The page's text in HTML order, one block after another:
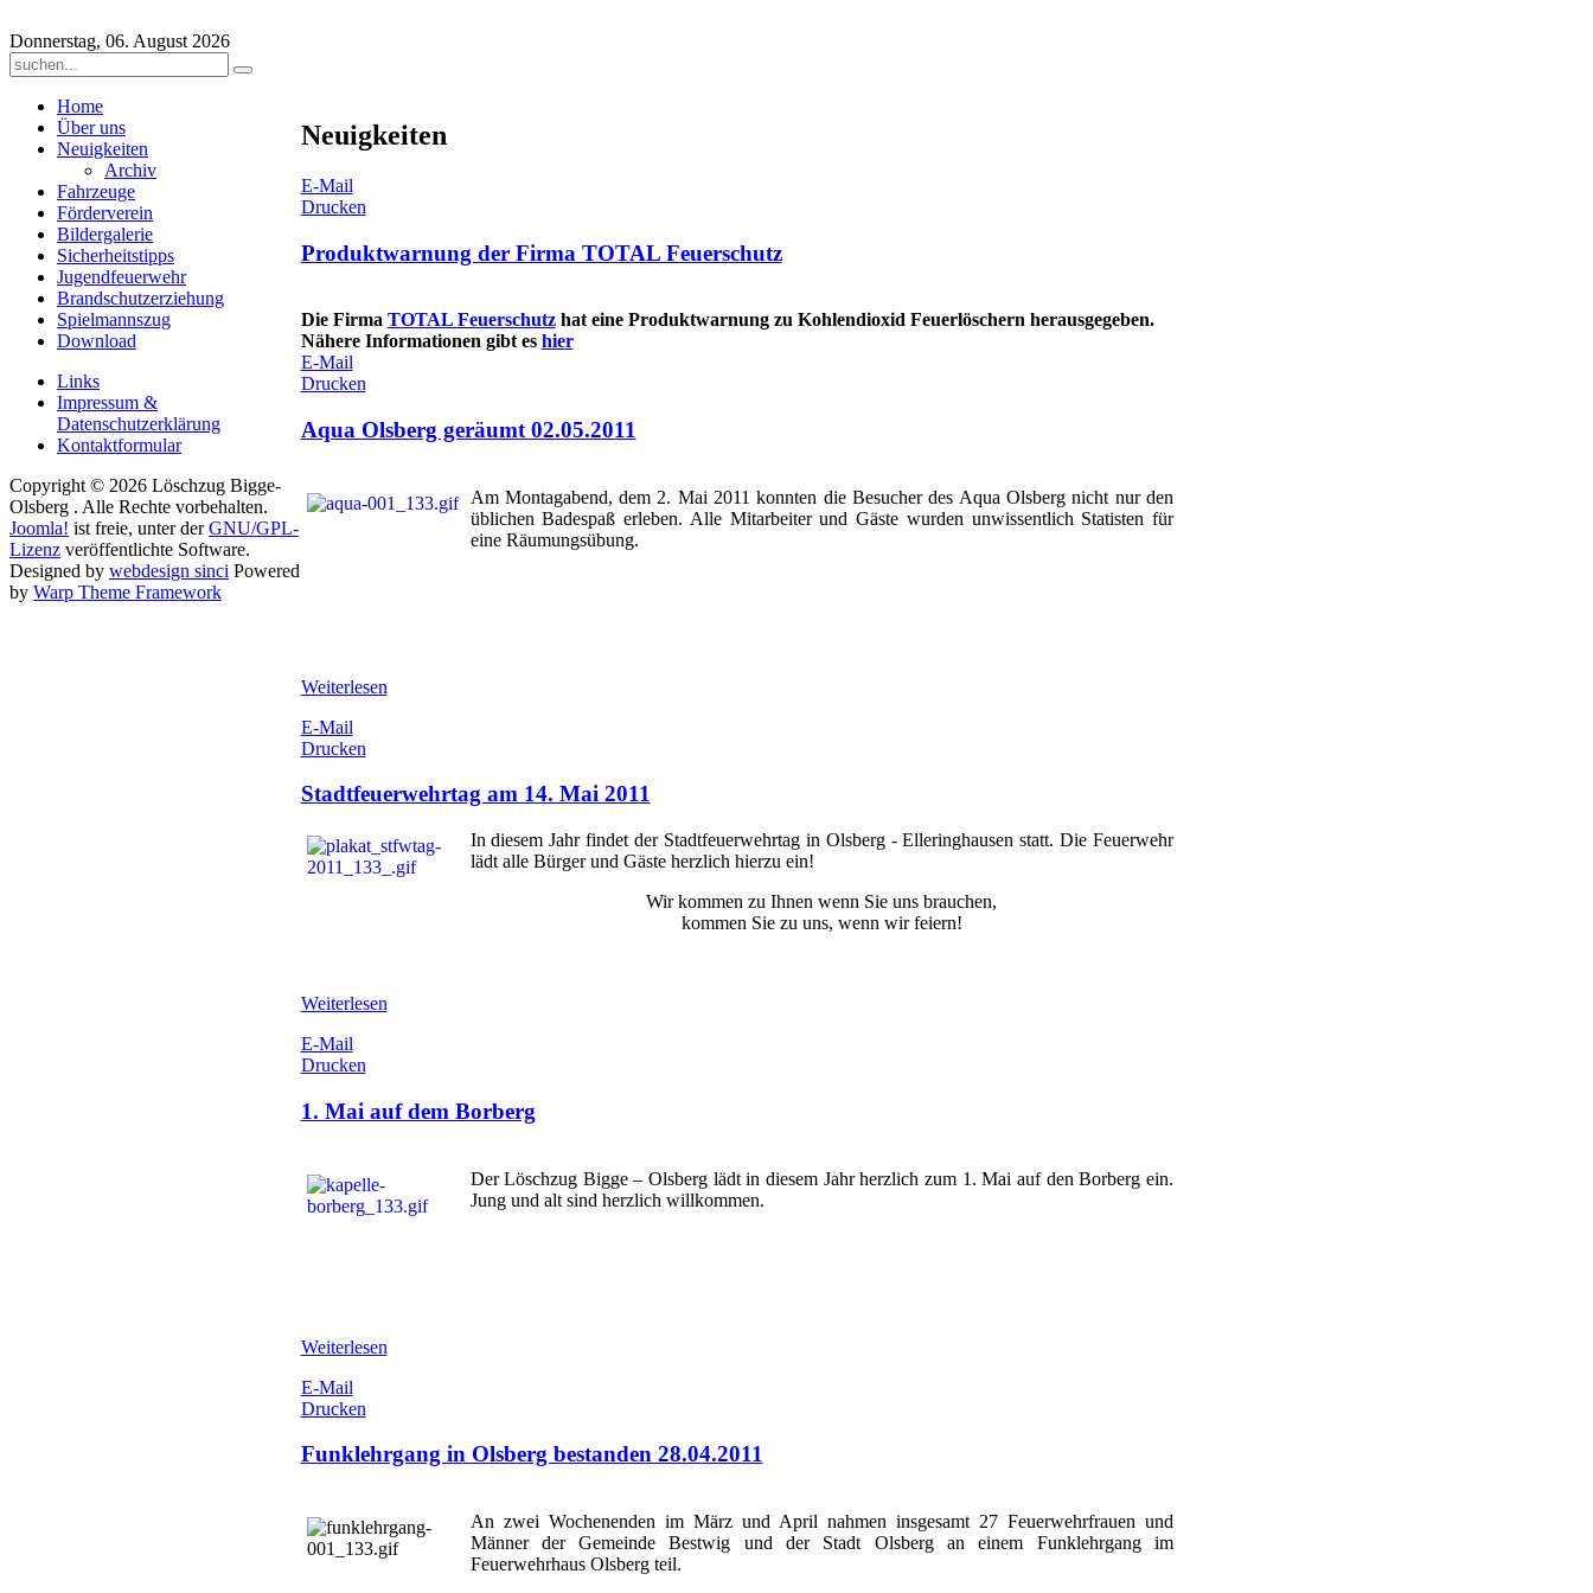
Donnerstag, 06. August 2026
Neuigkeiten
E-Mail
Drucken
Produktwarnung der Firma TOTAL Feuerschutz
Die Firma TOTAL Feuerschutzhat eine Produktwarnung zu Kohlendioxid Feuerlöschern herausgegeben.
Nähere Informationen gibt es hier
E-Mail
Drucken
Aqua Olsberg geräumt 02.05.2011
Am Montagabend, dem 2. Mai 2011 konnten die Besucher des Aqua Olsberg nicht nur den
üblichen Badespaß erleben. Alle Mitarbeiter und Gäste wurden unwissentlich Statisten für
eine Räumungsübung.
Weiterlesen
E-Mail
Drucken
Stadtfeuerwehrtag am 14. Mai 2011
In diesem Jahr findet der Stadtfeuerwehrtag in Olsberg - Elleringhausen statt. Die Feuerwehr
lädt alle Bürger und Gäste herzlich hierzu ein!
Wir kommen zu Ihnen wenn Sie uns brauchen,
kommen Sie zu uns, wenn wir feiern!
Weiterlesen
E-Mail
Drucken
1. Mai auf dem Borberg
Der Löschzug Bigge – Olsberg lädt in diesem Jahr herzlich zum 1. Mai auf den Borberg ein.
Jung und alt sind herzlich willkommen.
Weiterlesen
E-Mail
Drucken
Funklehrgang in Olsberg bestanden 28.04.2011
An zwei Wochenenden im März und April nahmen insgesamt 27 Feuerwehrfrauen und
Männer der Gemeinde Bestwig und der Stadt Olsberg an einem Funklehrgang im
Feuerwehrhaus Olsberg teil.
Home
Über uns
Neuigkeiten
Archiv
Fahrzeuge
Förderverein
Bildergalerie
Sicherheitstipps
Jugendfeuerwehr
Brandschutzerziehung
Spielmannszug
Download
Links
Impressum &
Datenschutzerklärung
Kontaktformular
Copyright © 2026 Löschzug Bigge-
Olsberg . Alle Rechte vorbehalten.
Joomla! ist freie, unter derGNU/GPL-
Lizenz veröffentlichte Software.
Designed by webdesign sinci Powered
by Warp Theme Framework